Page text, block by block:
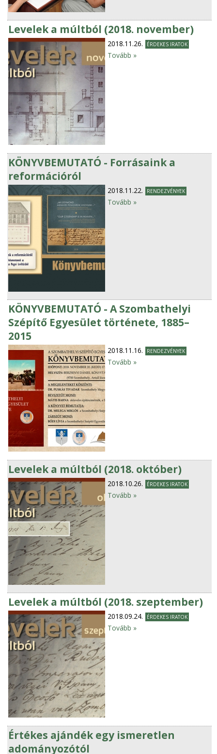
Levelek a múltból (2018. november)
2018.11.26. ÉRDEKES IRATOK
Tovább »
KÖNYVBEMUTATÓ - Forrásaink a
reformációról
2018.11.22. RENDEZVÉNYEK
Tovább »
KÖNYVBEMUTATÓ - A Szombathelyi
Szépítő Egyesület története, 1885–
2015
2018.11.16. RENDEZVÉNYEK
Tovább »
Levelek a múltból (2018. október)
2018.10.26. ÉRDEKES IRATOK
Tovább »
Levelek a múltból (2018. szeptember)
2018.09.24. ÉRDEKES IRATOK
Tovább »
Értékes ajándék egy ismeretlen
adományozótól